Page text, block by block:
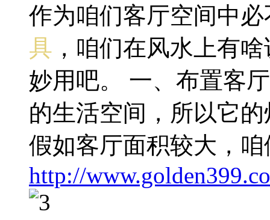
作为咱们客厅空间中
具 ，咱们在风水上有
妙用吧。 一、布置客
的生活空间，所以它
假如客厅面积较大，
http://